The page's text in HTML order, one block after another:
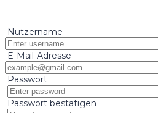
Nutzername
E-Mail-Adresse
Passwort
Passwort bestätigen